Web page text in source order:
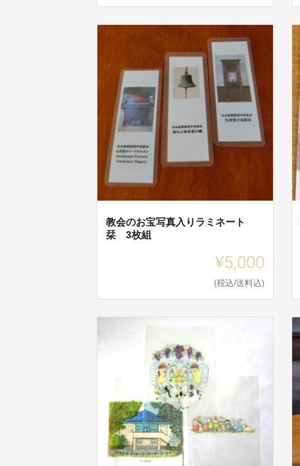
教会のお宝写真入りラミネート
栞 3枚組
¥5,000
(税込/送料込)